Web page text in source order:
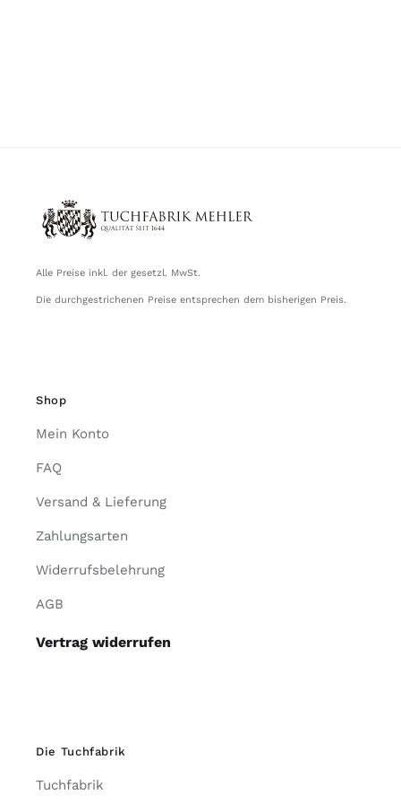
Alle Preise inkl. der gesetzl. MwSt.
Die durchgestrichenen Preise entsprechen dem bisherigen Preis.
Shop
Mein Konto
FAQ
Versand & Lieferung
Zahlungsarten
Widerrufsbelehrung
AGB
Vertrag widerrufen
Die Tuchfabrik
Tuchfabrik